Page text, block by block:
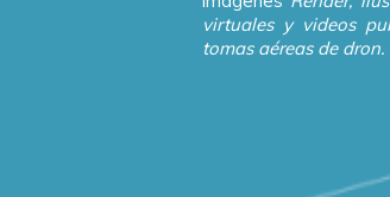
virtuales y videos
tomas aéreas de dron.